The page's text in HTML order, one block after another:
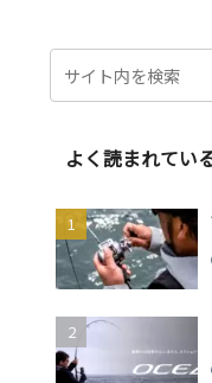
よく読まれてい